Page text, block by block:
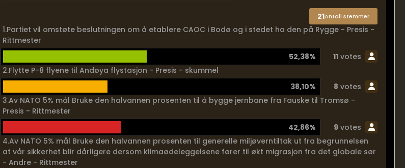
21Antall stemmer
1.Partiet vil omstøte beslutningen om å etablere CAOC i Bodø og i stedet ha den på Rygge - Presis -
Rittmester
52,38%
11 votes
2.Flytte P-8 flyene til Andøya flystasjon - Presis - skummel
38,10%
8 votes
3.Av NATO 5% mål Bruke den halvannen prosenten til å bygge jernbane fra Fauske til Tromsø -
Presis - Rittmester
42,86%
9 votes
4.Av NATO 5% mål Bruke den halvannen prosenten til generelle miljøverntiltak ut fra begrunnelsen
at vår sikkerhet blir dårligere dersom klimaødeleggelsene fører til økt migrasjon fra det globale sør
- Andre - Rittmester